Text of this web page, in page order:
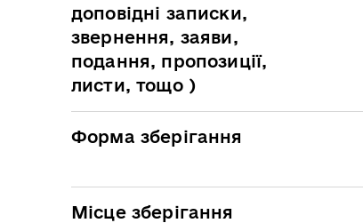
доповідні записки,
звернення, заяви,
подання, пропозиції,
листи, тощо )
Форма зберігання
Місце зберігання